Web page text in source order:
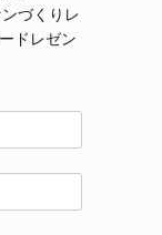
づくりレ
ドレゼン
い。